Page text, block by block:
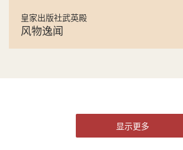
皇家出版社武英殿
风物逸闻
显示更多